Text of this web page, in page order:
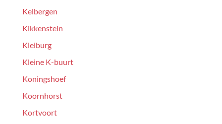
Kelbergen
Kikkenstein
Kleiburg
Kleine K-buurt
Koningshoef
Koornhorst
Kortvoort